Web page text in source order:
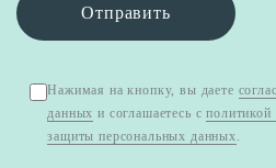
Отправить
Нажимая на кнопку, вы даете
данных и соглашаетесь с
защиты персональных данных